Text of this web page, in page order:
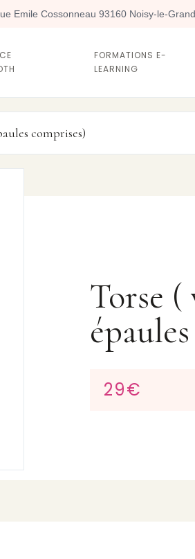
Emile Cossonneau 93160 Noisy-le-Grand
FORMATIONS E-
LEARNING
comprises)
Torse
29€